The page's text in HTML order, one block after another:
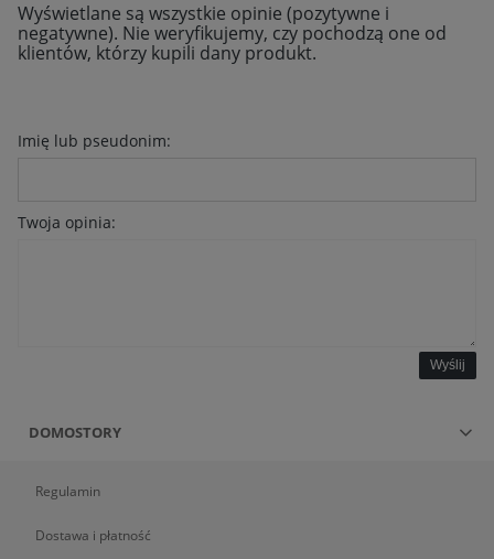
Wyświetlane są wszystkie opinie (pozytywne i
negatywne). Nie weryfikujemy, czy pochodzą one od
klientów, którzy kupili dany produkt.
Imię lub pseudonim:
Twoja opinia:
Wyślij
DOMOSTORY
Regulamin
Dostawa i płatność